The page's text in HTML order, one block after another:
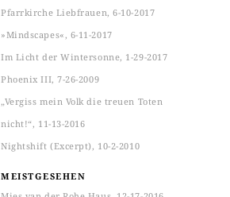
Pfarrkirche Liebfrauen, 6-10-2017
»Mindscapes«, 6-11-2017
Im Licht der Wintersonne, 1-29-2017
Phoenix III, 7-26-2009
„Vergiss mein Volk die treuen Toten
nicht!“, 11-13-2016
Nightshift (Excerpt), 10-2-2010
MEISTGESEHEN